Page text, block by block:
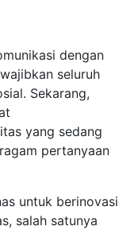
dengan
seluruh
Sekarang,
yang sedang
pertanyaan
untuk berinovasi
salah satunya